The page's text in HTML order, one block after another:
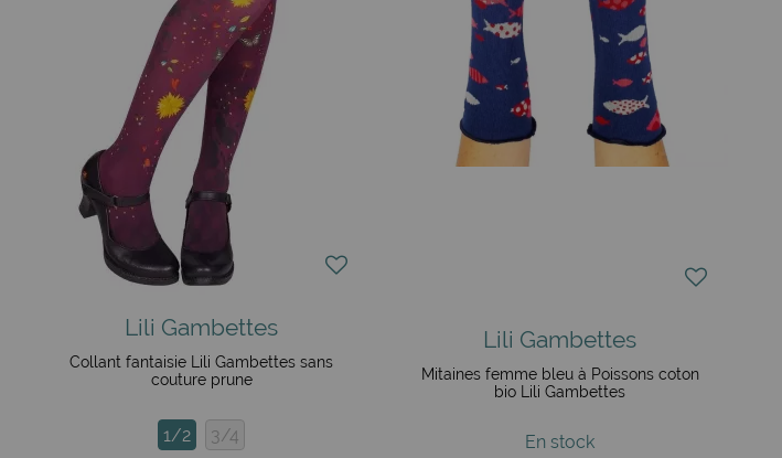
Lili Gambettes
Collant fantaisie Lili Gambettes sans
couture prune
1/2 3/4
Lili Gambettes
Mitaines femme bleu à Poissons coton
bio Lili Gambettes
En stock